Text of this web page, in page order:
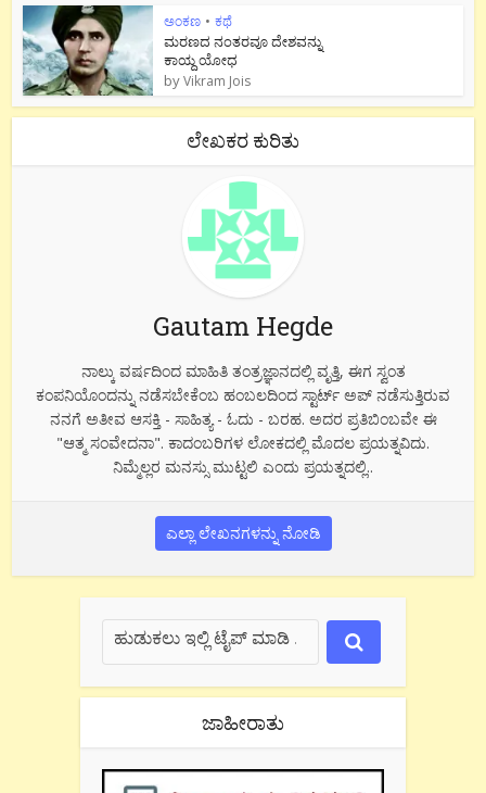
ಅಂಕಣ • ಕಥೆ
ಮರಣದ ನಂತರವೂ ದೇಶವನ್ನು
ಕಾಯ್ದ ಯೋಧ
byVikram Jois
ಲೇಖಕರ ಕುರಿತು
Gautam Hegde
ನಾಲ್ಕು ವರ್ಷದಿಂದ ಮಾಹಿತಿ ತಂತ್ರಜ್ಞಾನದಲ್ಲಿ ವೃತ್ತಿ, ಈಗ ಸ್ವಂತ
ಕಂಪನಿಯೊಂದನ್ನು ನಡೆಸಬೇಕೆಂಬ ಹಂಬಲದಿಂದ ಸ್ಟಾರ್ಟ್ ಅಪ್ ನಡೆಸುತ್ತಿರುವ
ನನಗೆ ಅತೀವ ಆಸಕ್ತಿ - ಸಾಹಿತ್ಯ - ಓದು - ಬರಹ. ಅದರ ಪ್ರತಿಬಿಂಬವೇ ಈ
"ಆತ್ಮ ಸಂವೇದನಾ". ಕಾದಂಬರಿಗಳ ಲೋಕದಲ್ಲಿ ಮೊದಲ ಪ್ರಯತ್ನವಿದು.
ನಿಮ್ಮೆಲ್ಲರ ಮನಸ್ಸು ಮುಟ್ಟಲಿ ಎಂದು ಪ್ರಯತ್ನದಲ್ಲಿ..
ಎಲ್ಲಾ ಲೇಖನಗಳನ್ನು ನೋಡಿ
ಜಾಹೀರಾತು